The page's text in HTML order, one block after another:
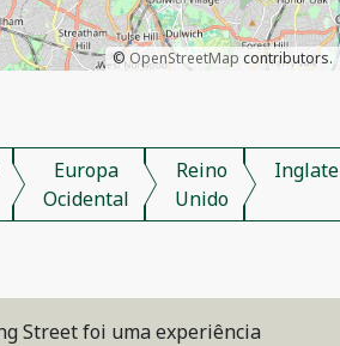
©OpenStreetMap contributors.
Europa
Ocidental
Reino
Unido
Street foi uma experiência